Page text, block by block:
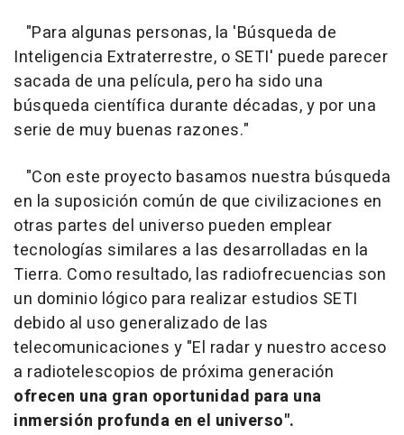
"Para algunas personas, la 'Búsqueda de
Inteligencia Extraterrestre, o SETI' puede parecer
sacada de una película, pero ha sido una
búsqueda científica durante décadas, y por una
serie de muy buenas razones."
"Con este proyecto basamos nuestra búsqueda
en la suposición común de que civilizaciones en
otras partes del universo pueden emplear
tecnologías similares a las desarrolladas en la
Tierra. Como resultado, las radiofrecuencias son
un dominio lógico para realizar estudios SETI
debido al uso generalizado de las
telecomunicaciones y "El radar y nuestro acceso
a radiotelescopios de próxima generación
ofrecen una gran oportunidad para una
inmersión profunda en el universo".